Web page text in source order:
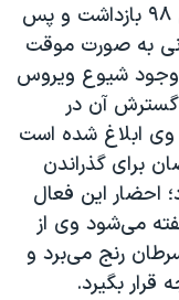
شهلا انتصاری که اواخر مرداد ماه سال ۹۸ بازداشت و پس
به صورت موقت
وجود شیوع ویروس
نوظهور و بیماری کووید- ۱۹ و گسترش آن در
وی ابلاغ شده است
برای گذراندن
احضار این فعال
می‌شود وی از
رنج می‌برد و
قرار بگیرد.